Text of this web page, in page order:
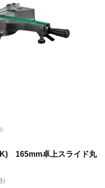
165mm卓上スライド丸